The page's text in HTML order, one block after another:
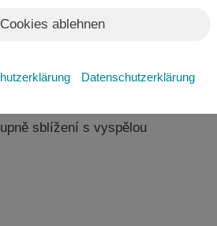
zvládli výrobu železa a
Schanze, mizí po roce 500 př.
něm, až pak ve 2. století n. l.
představují záhadu zejména
už se do našeho regionu
sblížení s vyspělou
ablehnen
Datenschutzerklärung